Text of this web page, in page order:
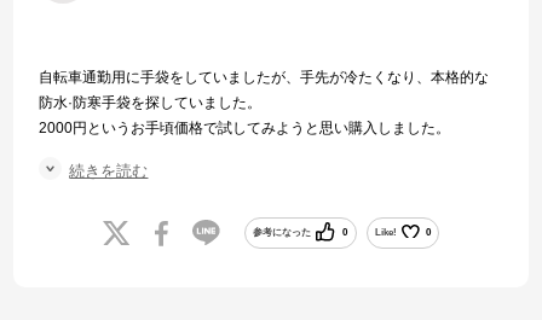
自転車通勤用に手袋をしていましたが、手先が冷たくなり、本格的な
防水·防寒手袋を探していました。
2000円というお手頃価格で試してみようと思い購入しました。
えることなく満足です。
サイズ感が若干小さめです。手が大きくてレディースは入らないこと
続きを読む
参考になった 0 Like! 0